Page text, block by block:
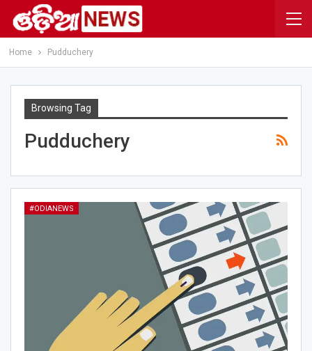
Home Pudduchery
Browsing Tag
Pudduchery
#ODIANEWS